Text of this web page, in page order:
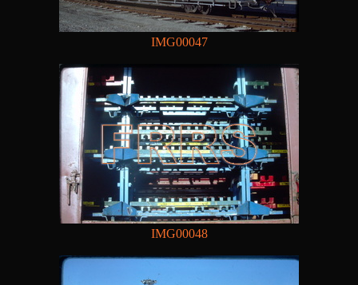
IMG00047
IMG00048